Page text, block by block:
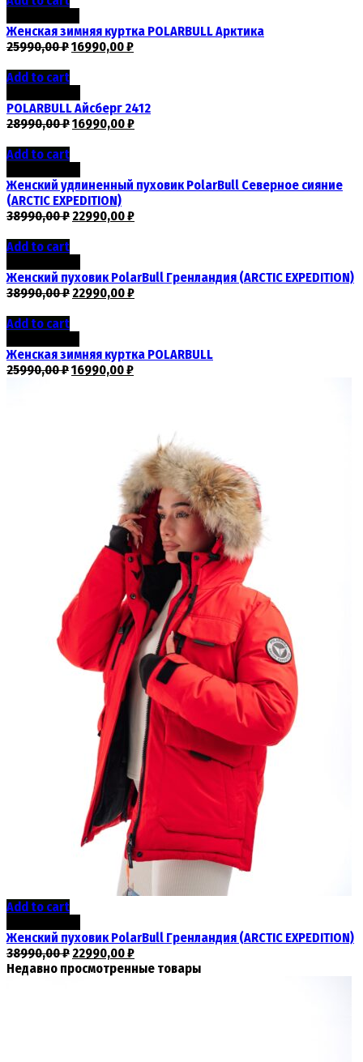
Женская зимняя куртка POLARBULL Арктика
25990,00₽16990,00₽
Add to cart
POLARBULL Айсберг 2412
28990,00₽16990,00₽
Add to cart
Женский удлиненный пуховик PolarBull Северное сияние
(ARCTIC EXPEDITION)
38990,00₽22990,00₽
Add to cart
Женский пуховик PolarBull Гренландия (ARCTIC EXPEDITION)
38990,00₽22990,00₽
Add to cart
Женская зимняя куртка POLARBULL
25990,00₽16990,00₽
Add to cart
Женский пуховик PolarBull Гренландия (ARCTIC EXPEDITION)
38990,00₽22990,00₽
Недавно просмотренные товары